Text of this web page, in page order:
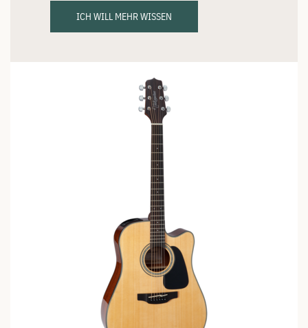
ICH WILL MEHR WISSEN